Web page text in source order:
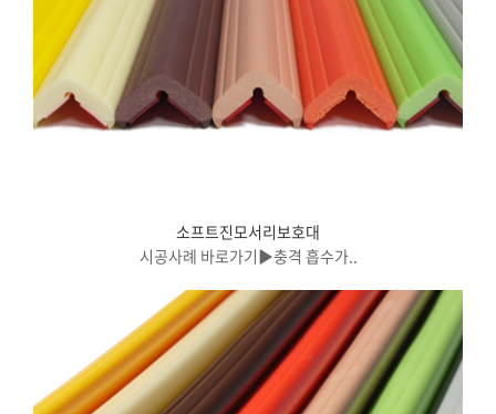
소프트진모서리보호대
시공사례 바로가기▶충격 흡수가..